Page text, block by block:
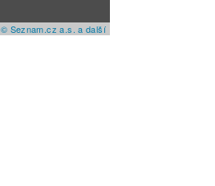
© Seznam.cz a.s. a další